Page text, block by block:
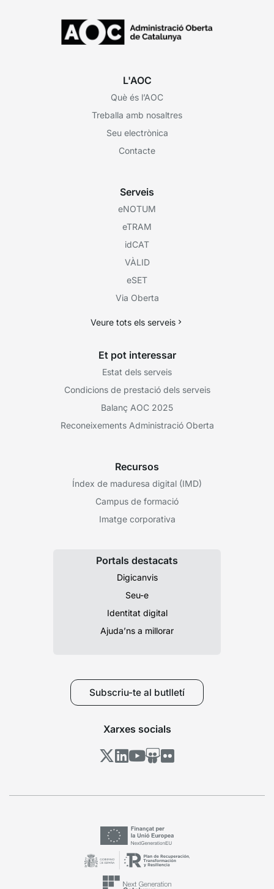
L'AOC
Què és l’AOC
Treballa amb nosaltres
Seu electrònica
Contacte
Serveis
eNOTUM
eTRAM
idCAT
VÀLID
eSET
Via Oberta
Veure tots els serveis
Et pot interessar
Estat dels serveis
Condicions de prestació dels serveis
Balanç AOC 2025
Reconeixements Administració Oberta
Recursos
Índex de maduresa digital (IMD)
Campus de formació
Imatge corporativa
Portals destacats
Digicanvis
Seu-e
Identitat digital
Ajuda’ns a millorar
Subscriu-te al butlletí
Xarxes socials